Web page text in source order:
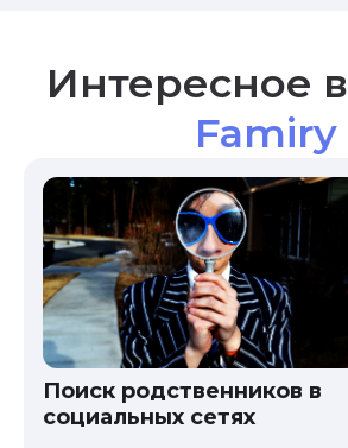
Интересное в
Famiry
Поиск родственников в
социальных сетях